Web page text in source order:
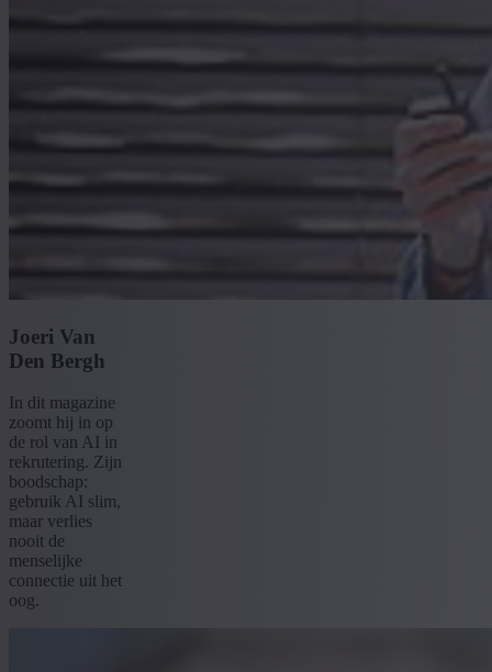
Joeri Van
Den Bergh
In dit magazine
zoomt hij in op
de rol van AI in
rekrutering. Zijn
boodschap:
gebruik AI slim,
maar verlies
nooit de
menselijke
connectie uit het
oog.